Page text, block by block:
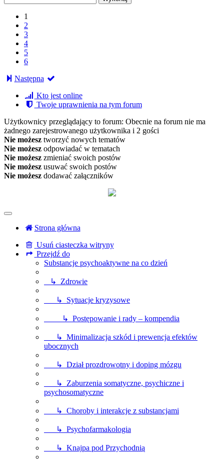
1
2
3
4
5
6
Następna
Kto jest online
Twoje uprawnienia na tym forum
Użytkownicy przeglądający to forum: Obecnie na forum nie ma
żadnego zarejestrowanego użytkownika i 2 gości
Nie możesz tworzyć nowych tematów
Nie możesz odpowiadać w tematach
Nie możesz zmieniać swoich postów
Nie możesz usuwać swoich postów
Nie możesz dodawać załączników
Strona główna
Usuń ciasteczka witryny
Przejdź do
Substancje psychoaktywne na co dzień
↳ Zdrowie
↳ Sytuacje kryzysowe
↳ Postępowanie i rady – kompendia
↳ Minimalizacja szkód i prewencja efektów
ubocznych
↳ Dział prozdrowotny i doping mózgu
↳ Zaburzenia somatyczne, psychiczne i
psychosomatyczne
↳ Choroby i interakcje z substancjami
↳ Psychofarmakologia
↳ Knajpa pod Przychodnią